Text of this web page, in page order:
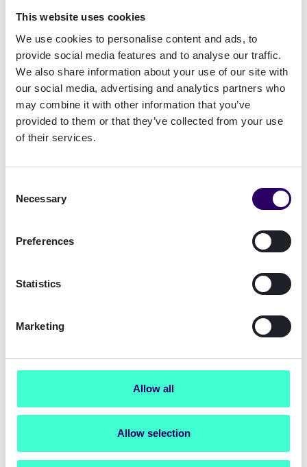
This website uses cookies
We use cookies to personalise content and ads, to
provide social media features and to analyse our traffic.
We also share information about your use of our site with
our social media, advertising and analytics partners who
may combine it with other information that you’ve
provided to them or that they’ve collected from your use
of their services.
Selection
Necessary
Preferences
Statistics
Marketing
Allow all
Allow selection
plutôt que d'attendre que l'écosystème public
plus large des portefeuilles n'arrive à maturité.
En nous associant à TrustTech, nous pouvons
aider les entreprises à créer des expériences
d'identité de confiance plus faciles à gérer, plus
sûres à utiliser et prêtes à être déployées à
gouvernement, la santé et l'industrie
gouvernements, ces organisations déploient de
prêts pour l'UE à l'intention de leurs employés et
entrée en relation plus rapide, une sécurité sans
mot de passe et une réduction des contrôles
répétés à travers les systèmes internes, les
d'approvisionnement.
et encore, et les institutions ne peuvent pas se